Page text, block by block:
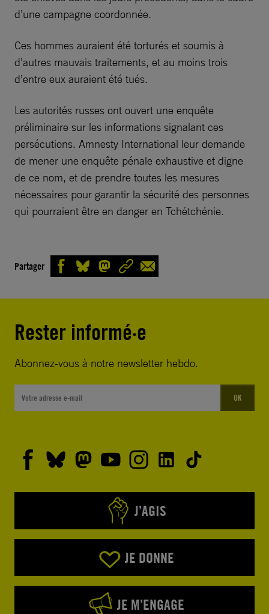
d’une campagne coordonnée.
Ces hommes auraient été torturés et soumis à
d’autres mauvais traitements, et au moins trois
d’entre eux auraient été tués.
Les autorités russes ont ouvert une enquête
préliminaire sur les informations signalant ces
persécutions. Amnesty International leur demande
de mener une enquête pénale exhaustive et digne
de ce nom, et de prendre toutes les mesures
nécessaires pour garantir la sécurité des personnes
qui pourraient être en danger en Tchétchénie.
Partager
Rester informé·e
Abonnez-vous à notre newsletter hebdo.
OK
J’AGIS
JE DONNE
JE M’ENGAGE